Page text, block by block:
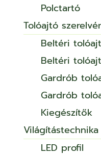
Polctartó
Tolóajtó
Beltéri
Beltéri
Gardrób
Gardrób
Kiegészítők
Világítástechnika
LED profil